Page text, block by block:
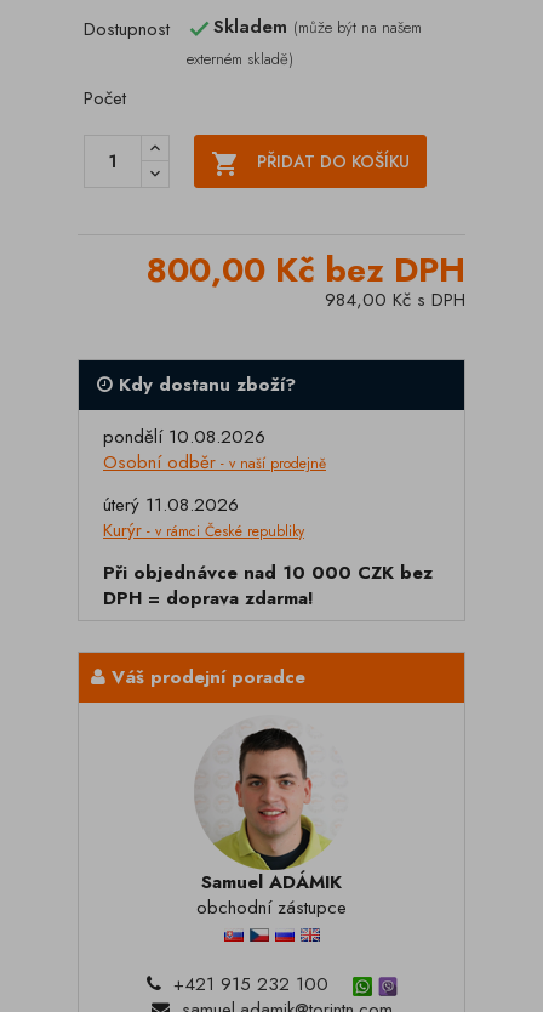
Dostupnost
Skladem (může být na našem
externém skladě)
Počet
 PŘIDAT DO KOŠÍKU
800,00 Kč bez DPH
984,00 Kč s DPH
Kdy dostanu zboží?
pondělí 10.08.2026
Osobní odběr - v naší prodejně
úterý 11.08.2026
Kurýr - v rámci České republiky
Při objednávce nad 10 000 CZK bez
DPH = doprava zdarma!
Váš prodejní poradce
Samuel ADÁMIK
obchodní zástupce
+421 915 232 100